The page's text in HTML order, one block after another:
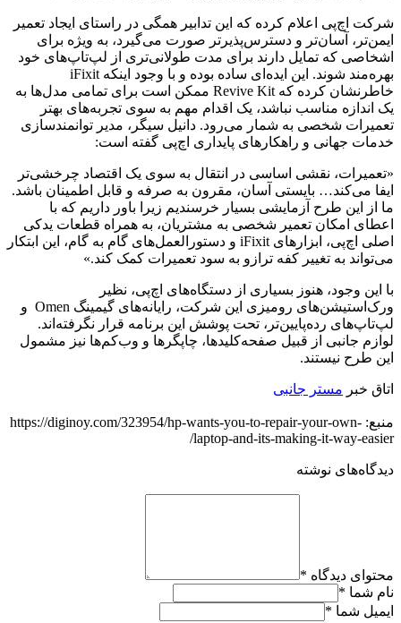
شرکت اچ‌پی اعلام کرده که این تدابیر همگی در راستای ایجاد تعمیر
ایمن‌تر، آسان‌تر و دسترس‌پذیرتر صورت می‌گیرد، به ویژه برای
اشخاصی که تمایل دارند برای مدت طولانی‌تری از لپ‌تاپ‌های خود
بهره‌مند شوند. این ایده‌ای ساده بوده و با وجود اینکه iFixit
خاطرنشان کرده که Revive Kit ممکن است برای تمامی مدل‌ها به
یک اندازه مناسب نباشد، یک اقدام مهم به سوی تجربه‌های بهتر
تعمیرات شخصی به شمار می‌رود. دانیل سیگر، مدیر توانمندسازی
خدمات جهانی و راهکارهای پایداری اچ‌پی گفته است:
«تعمیرات، نقشی اساسی در انتقال به سوی یک اقتصاد چرخشی‌تر
ایفا می‌کند… بایستی آسان، مقرون به صرفه و قابل اطمینان باشد.
ما از این طرح آزمایشی بسیار خرسندیم زیرا باور داریم که با
اعطای امکان تعمیر شخصی به مشتریان، به همراه قطعات یدکی
اصلی اچ‌پی، ابزارهای iFixit و دستورالعمل‌های گام به گام، این ابتکار
می‌تواند به تغییر کفه ترازو به سود تعمیرات کمک کند.»
با این وجود، هنوز بسیاری از دستگاه‌های اچ‌پی، نظیر
ورک‌استیشن‌های رومیزی این شرکت، رایانه‌های گیمینگ Omen و
لپ‌تاپ‌های رده‌پایین‌تر، تحت پوشش این برنامه قرار نگرفته‌اند.
لوازم جانبی از قبیل صفحه‌کلیدها، چاپگرها و وب‌کم‌ها نیز مشمول
این طرح نیستند.
اتاق خبر مستر جانبی
منبع: https://diginoy.com/323954/hp-wants-you-to-repair-your-own-
laptop-and-its-making-it-way-easier/
دیدگاه‌های نوشته
محتوای دیدگاه *
نام شما *
ایمیل شما *